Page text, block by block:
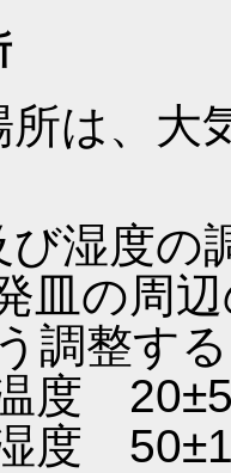
所は、
び湿度の
の周辺
調整す